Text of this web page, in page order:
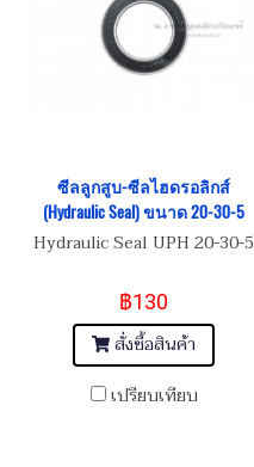
ซีลลูกสูบ-ซีลไฮดรอลิกส์
(Hydraulic Seal) ขนาด 20-30-5
Hydraulic Seal UPH 20-30-5
฿130
สั่งซื้อสินค้า
เปรียบเทียบ